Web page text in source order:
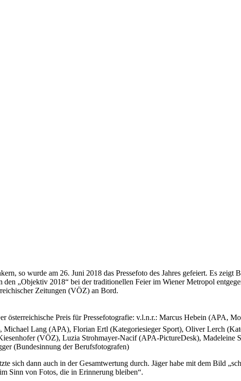
so wurde am 26. Juni 2018 das Pressefoto des Jahres gefeiert. Es zeigt
„Objektiv 2018“ bei der traditionellen Feier im Wiener Metropol
Zeitungen (VÖZ) an Bord.
österreichische Preis für Pressefotografie: v.l.n.r.: Marcus Hebein (APA,
Lang (APA), Florian Ertl (Kategoriesieger Sport), Oliver Lerch
(VÖZ), Luzia Strohmayer-Nacif (APA-PictureDesk), Madeleine
(Bundesinnung der Berufsfotografen)
sich dann auch in der Gesamtwertung durch. Jäger habe mit dem Bild
Sinn von Fotos, die in Erinnerung bleiben“.